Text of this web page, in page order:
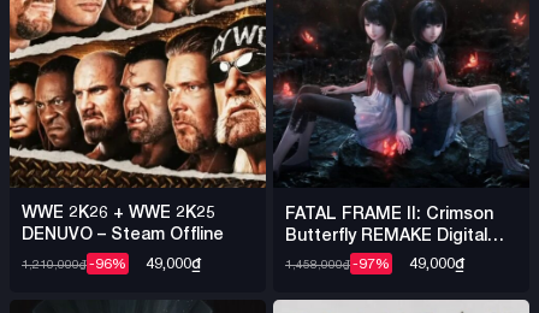
WWE 2K26 + WWE 2K25
DENUVO – Steam Offline
1,210,000₫-96% 49,000₫
FATAL FRAME II: Crimson
Butterfly REMAKE Digital
Deluxe Edition – Steam
1,458,000₫-97% 49,000₫